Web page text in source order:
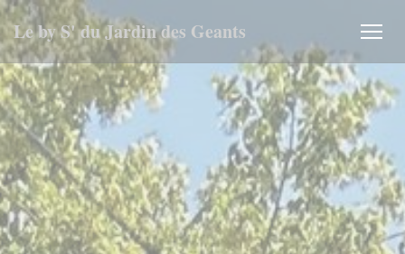
Personnalisation de vos choix en matière de cookies
Le by S' du Jardin des Geants